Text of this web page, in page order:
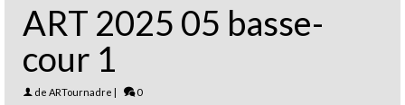
ART 2025 05 basse-
cour 1
de ARTournadre | 0